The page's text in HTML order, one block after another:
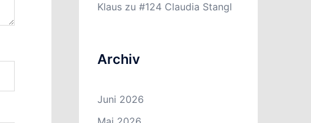
Klauszu #124 Claudia Stangl
Archiv
Juni 2026